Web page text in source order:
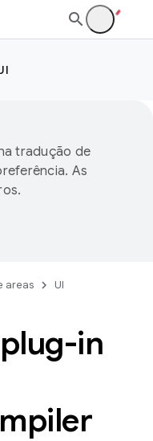
tradução de
As
areas
UI
in